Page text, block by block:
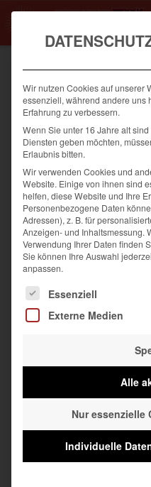
AKTUELLES
KURSPROGRAMM
MITGLIED
PROBETRAINING
SILVESTERLAUF 2025
DAS
RISIKEN
MEDIUS
HELFEN
Versorgung und
wir ein Thema
ständig
Wir nutzen Cookies auf unserer
essenziell, während andere uns
Erfahrung zu verbessern.
Wenn Sie unter 16 Jahre alt
Diensten geben möchten,
Erlaubnis bitten.
Wir verwenden Cookies und
Website. Einige von ihnen sind
helfen, diese Website und Ihre
Personenbezogene Daten
Adressen), z. B. für
Anzeigen- und Inhaltsmessung.
Verwendung Ihrer Daten finden
Sie können Ihre Auswahl
anpassen.
Es folgt eine Liste der
Essenziell
Externe Medien
Alle
Nur essenzielle
Individuelle